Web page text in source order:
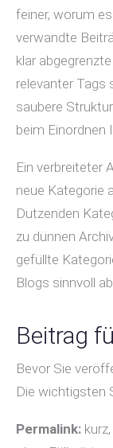
feiner, worum
verwandte
klar
relevanter Tags
saubere
beim Einordnen
Ein verbreiteter
neue Kategorie
Dutzenden
zu dünnen
gefüllte
Blogs sinnvoll
Beitrag
Bevor Sie
Die wichtigsten
Permalink: